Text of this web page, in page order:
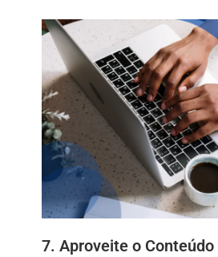
7. Aproveite o